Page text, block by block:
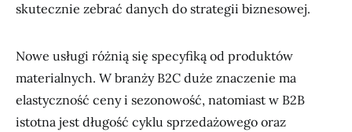
skutecznie zebrać danych do strategii biznesowej.
Nowe usługi różnią się specyfiką od produktów
materialnych. W branży B2C duże znaczenie ma
elastyczność ceny i sezonowość, natomiast w B2B
istotna jest długość cyklu sprzedażowego oraz